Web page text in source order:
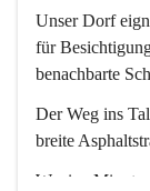
Unser Dorf
für
benachbarte
Der Weg ins
breite
Wenige